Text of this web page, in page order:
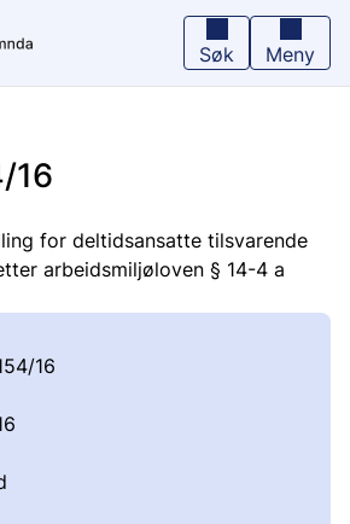
Søk Meny
16
for deltidsansatte tilsvarende
arbeidsmiljøloven § 14-4 a
16